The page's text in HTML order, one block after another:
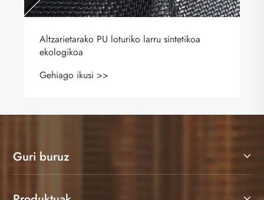
Altzarietarako PU loturiko larru sintetikoa
ekologikoa
Gehiago ikusi >>
Guri buruz